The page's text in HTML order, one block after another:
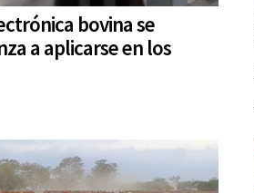
bovina se
a aplicarse en los